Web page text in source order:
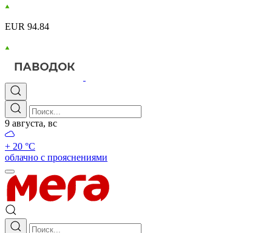
EUR 94.84
9 августа, вс
+ 20 °С
облачно с прояснениями